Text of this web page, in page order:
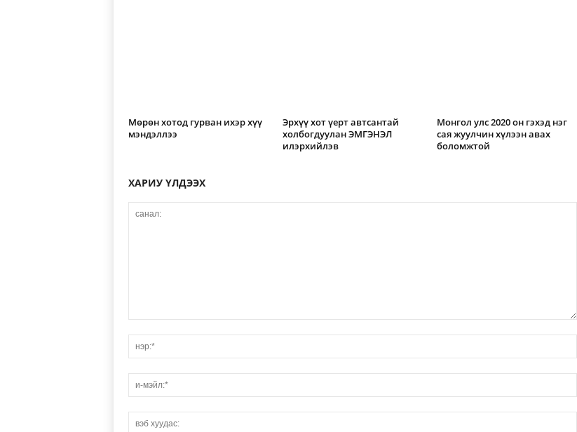
Мөрөн хотод гурван ихэр хүү
мэндэллээ
Эрхүү хот үерт автсантай
холбогдуулан ЭМГЭНЭЛ
илэрхийлэв
Монгол улс 2020 он гэхэд нэг
сая жуулчин хүлээн авах
боломжтой
ХАРИУ ҮЛДЭЭХ